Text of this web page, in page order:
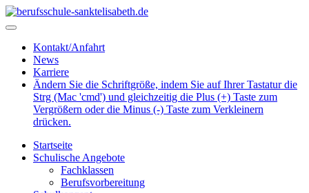
Kontakt/Anfahrt
News
Karriere
Ändern Sie die Schriftgröße, indem Sie auf Ihrer Tastatur die
Strg (Mac 'cmd') und gleichzeitig die Plus (+) Taste zum
Vergrößern oder die Minus (-) Taste zum Verkleinern
drücken.
Startseite
Schulische Angebote
Fachklassen
Berufsvorbereitung